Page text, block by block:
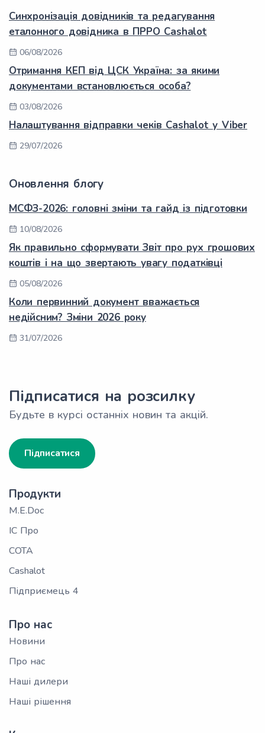
Синхронізація довідників та редагування
еталонного довідника в ПРРО Cashalot
06/08/2026
Отримання КЕП від ЦСК Україна: за якими
документами встановлюється особа?
03/08/2026
Налаштування відправки чеків Cashalot у Viber
29/07/2026
Оновлення блогу
МСФЗ-2026: головні зміни та гайд із підготовки
10/08/2026
Як правильно сформувати Звіт про рух грошових
коштів і на що звертають увагу податківці
05/08/2026
Коли первинний документ вважається
недійсним? Зміни 2026 року
31/07/2026
Підписатися на розсилку
Будьте в курсі останніх новин та акцій.
Підписатися
Продукти
M.E.Doc
ІС Про
СОТА
Cashalot
Підприємець 4
Про нас
Новини
Про нас
Наші дилери
Наші рішення